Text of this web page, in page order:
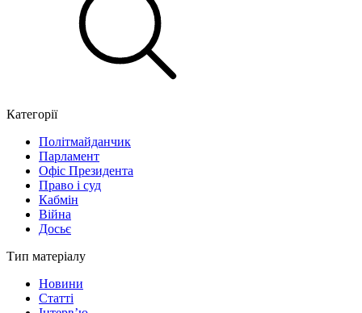
Категорії
Політмайданчик
Парламент
Офіс Президента
Право і суд
Кабмін
Війна
Досьє
Тип матеріалу
Новини
Статті